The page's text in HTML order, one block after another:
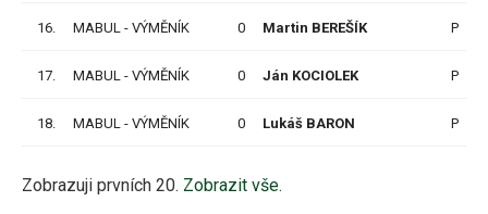
16. MABUL - VÝMĚNÍK 0 Martin BEREŠÍK P
17. MABUL - VÝMĚNÍK 0 Ján KOCIOLEK P
18. MABUL - VÝMĚNÍK 0 Lukáš BARON P
Zobrazuji prvních 20. Zobrazit vše.